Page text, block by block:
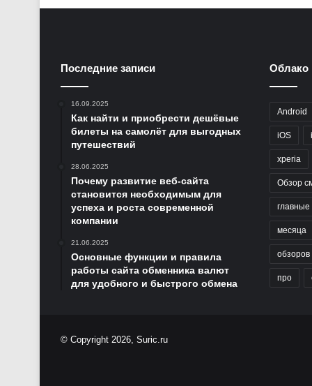
Последние записи
16.09.2025
Как найти и приобрести дешёвые
билеты на самолёт для выгодных
путешествий
28.06.2025
Почему развитие веб-сайта
становится необходимым для
успеха и роста современной
компании
21.06.2025
Основные функции и правила
работы сайта обменника валют
для удобного и быстрого обмена
Облако
Android
iOS
xperia
Обзор
главные
месяца
обзоров
про
© Copyright 2026, Suric.ru